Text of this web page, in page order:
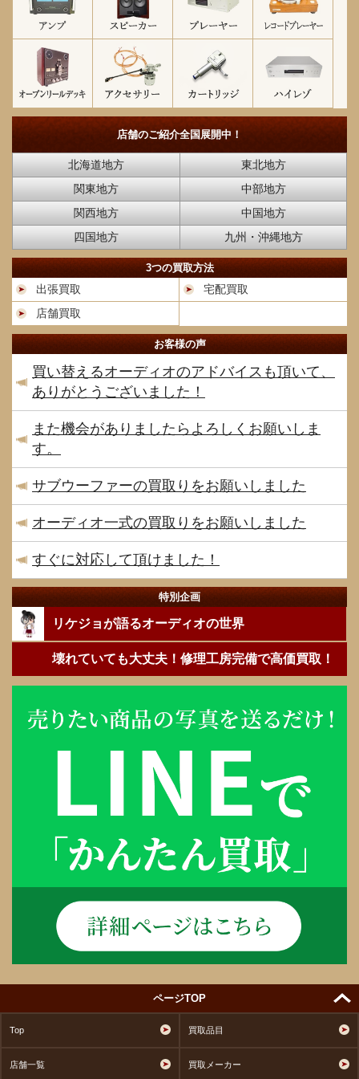
店舗のご紹介全国展開中！
北海道地方
東北地方
関東地方
中部地方
関西地方
中国地方
四国地方
九州・沖縄地方
3つの買取方法
出張買取
宅配買取
店舗買取
お客様の声
買い替えるオーディオのアドバイスも頂いて、
ありがとうございました！
また機会がありましたらよろしくお願いしま
す。
サブウーファーの買取りをお願いしました
オーディオ一式の買取りをお願いしました
すぐに対応して頂けました！
特別企画
リケジョが語るオーディオの世界
壊れていても大丈夫！修理工房完備で高価買取！
ページTOP
Top 買取品目
店舗一覧 買取メーカー